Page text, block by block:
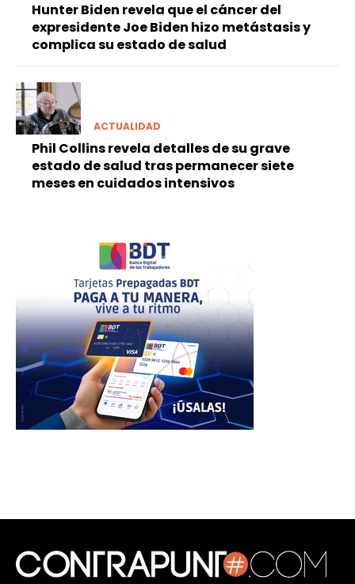
Hunter Biden revela que el cáncer del
expresidente Joe Biden hizo metástasis y
complica su estado de salud
ACTUALIDAD
Phil Collins revela detalles de su grave
estado de salud tras permanecer siete
meses en cuidados intensivos